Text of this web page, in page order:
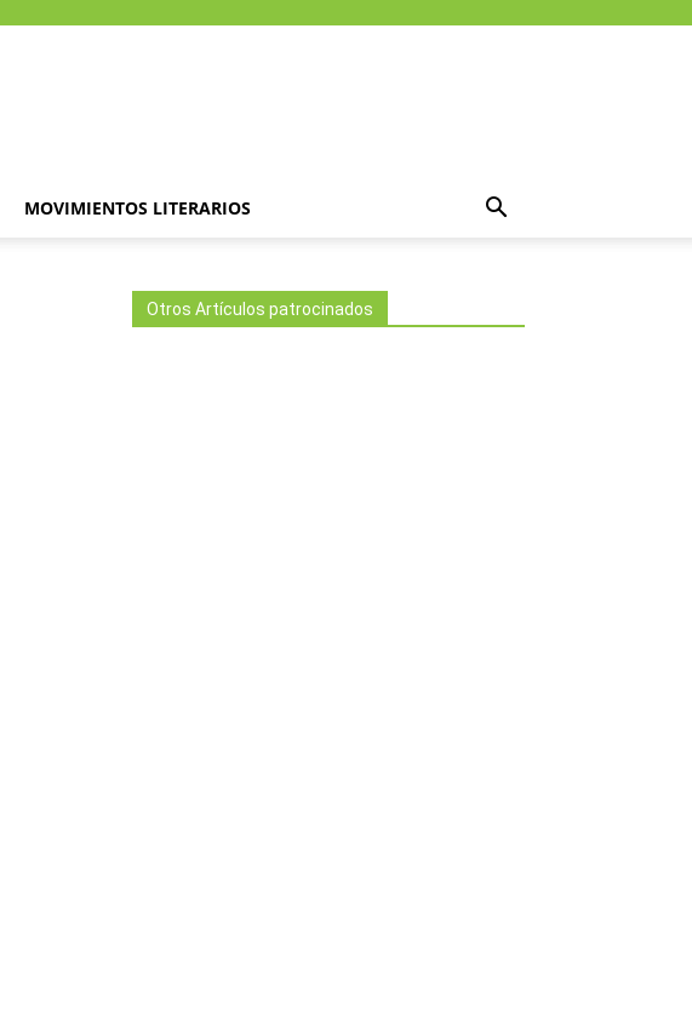
MOVIMIENTOS LITERARIOS
Otros Artículos patrocinados